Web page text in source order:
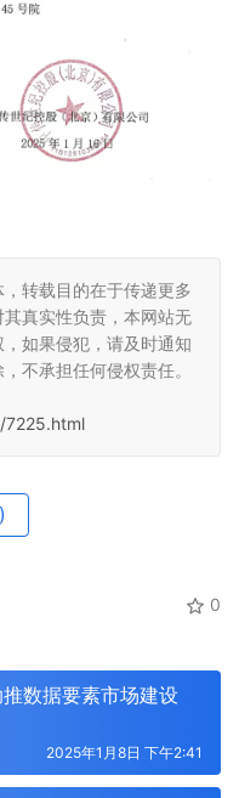
转载目的在于传递更多
真实性负责，本网站无
如果侵犯，请及时通知
不承担任何侵权责任。
0
数据要素市场建设
2025年1月8日 下午2:41